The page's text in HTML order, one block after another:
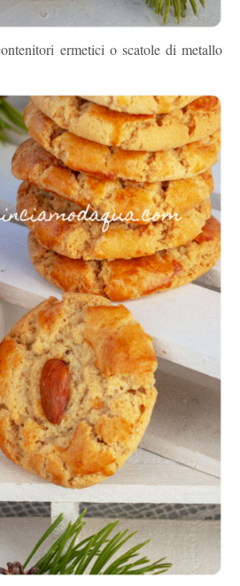
ermetici o scatole di metallo